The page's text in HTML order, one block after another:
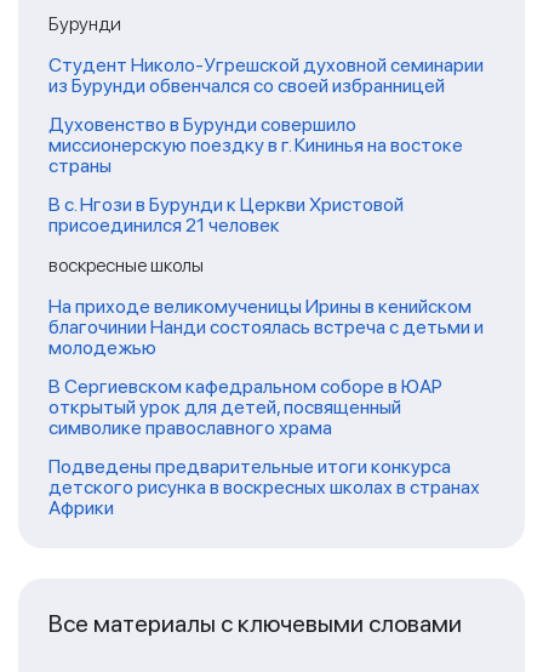
Бурунди
Студент Николо-Угрешской духовной семинарии
из Бурунди обвенчался со своей избранницей
Духовенство в Бурунди совершило
миссионерскую поездку в г. Кининья на востоке
страны
В с. Нгози в Бурунди к Церкви Христовой
присоединился 21 человек
воскресные школы
На приходе великомученицы Ирины в кенийском
благочинии Нанди состоялась встреча с детьми и
молодежью
В Сергиевском кафедральном соборе в ЮАР
открытый урок для детей, посвященный
символике православного храма
Подведены предварительные итоги конкурса
детского рисунка в воскресных школах в странах
Африки
Все материалы с ключевыми словами